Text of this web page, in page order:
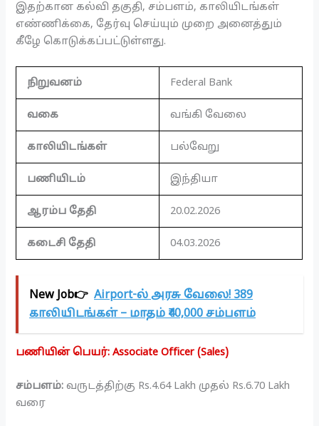
இதற்கான கல்வி தகுதி, சம்பளம், காலியிடங்கள்
எண்ணிக்கை, தேர்வு செய்யும் முறை அனைத்தும்
கீழே கொடுக்கப்பட்டுள்ளது.
நிறுவனம் Federal Bank
வகை வங்கி வேலை
காலியிடங்கள் பல்வேறு
பணியிடம் இந்தியா
ஆரம்ப தேதி 20.02.2026
கடைசி தேதி 04.03.2026
New Job👉 Airport-ல் அரசு வேலை! 389
காலியிடங்கள் – மாதம் ₹40,000 சம்பளம்
பணியின் பெயர்: Associate Officer (Sales)
சம்பளம்:வருடத்திற்கு Rs.4.64 Lakh முதல் Rs.6.70 Lakh
வரை